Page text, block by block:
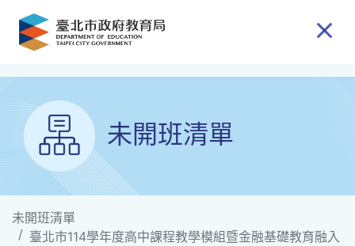
跳到主要內容
未開班清單
未開班清單
臺北市114學年度高中課程教學模組暨金融基礎教育融入